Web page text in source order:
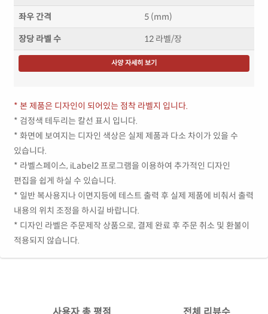
좌우 간격 5 (mm)
장당 라벨 수 12 라벨/장
사양 자세히 보기
* 본 제품은 디자인이 되어있는 점착 라벨지 입니다.
* 검정색 테두리는 칼선 표시 입니다.
* 화면에 보여지는 디자인 색상은 실제 제품과 다소 차이가 있을 수
있습니다.
* 라벨스페이스, iLabel2 프로그램을 이용하여 추가적인 디자인
편집을 쉽게 하실 수 있습니다.
* 일반 복사용지나 이면지등에 테스트 출력 후 실제 제품에 비춰서 출력
내용의 위치 조정을 하시길 바랍니다.
* 디자인 라벨은 주문제작 상품으로, 결제 완료 후 주문 취소 및 환불이
적용되지 않습니다.